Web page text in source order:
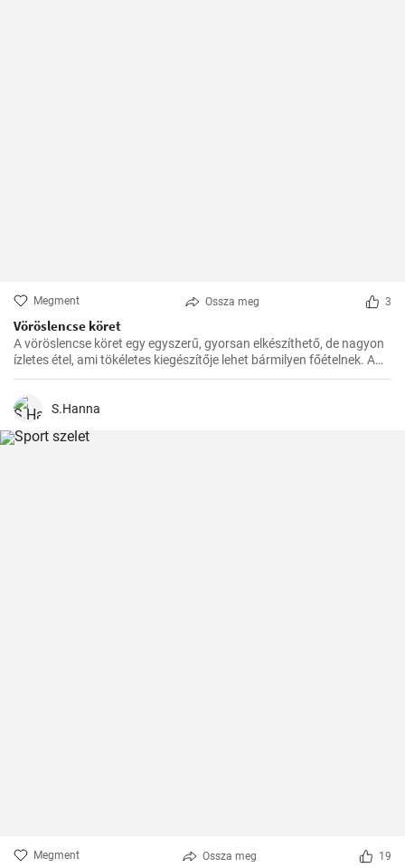
Megment Ossza meg 3
Vöröslencse köret
A vöröslencse köret egy egyszerű, gyorsan elkészíthető, de nagyon
ízletes étel, ami tökéletes kiegészítője lehet bármilyen főételnek. A
lencse nagyon egészséges, remek fehérje- és rostforrás, így jól illik a
S.Hanna
Megment Ossza meg 19